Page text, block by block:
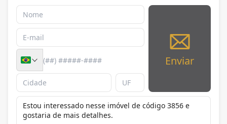
Enviar